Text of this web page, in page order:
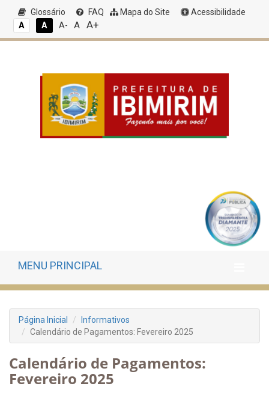
Glossário FAQ Mapa do Site
Acessibilidade
A
A A- A A+
MENU PRINCIPAL
Página Inicial
Informativos
Calendário de Pagamentos: Fevereiro 2025
Calendário de Pagamentos:
Fevereiro 2025